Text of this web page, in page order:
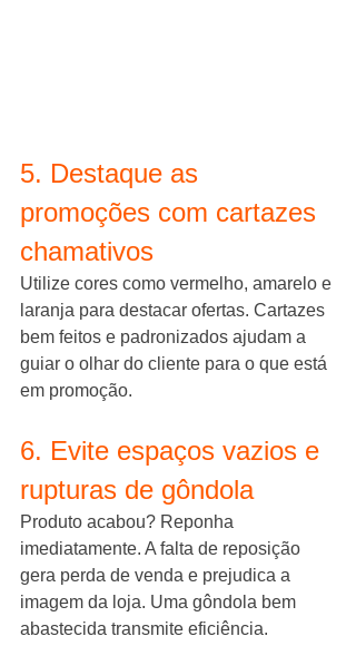
5. Destaque as
promoções com cartazes
chamativos
Utilize cores como vermelho, amarelo e
laranja para destacar ofertas. Cartazes
bem feitos e padronizados ajudam a
guiar o olhar do cliente para o que está
em promoção.
6. Evite espaços vazios e
rupturas de gôndola
Produto acabou? Reponha
imediatamente. A falta de reposição
gera perda de venda e prejudica a
imagem da loja. Uma gôndola bem
abastecida transmite eficiência.